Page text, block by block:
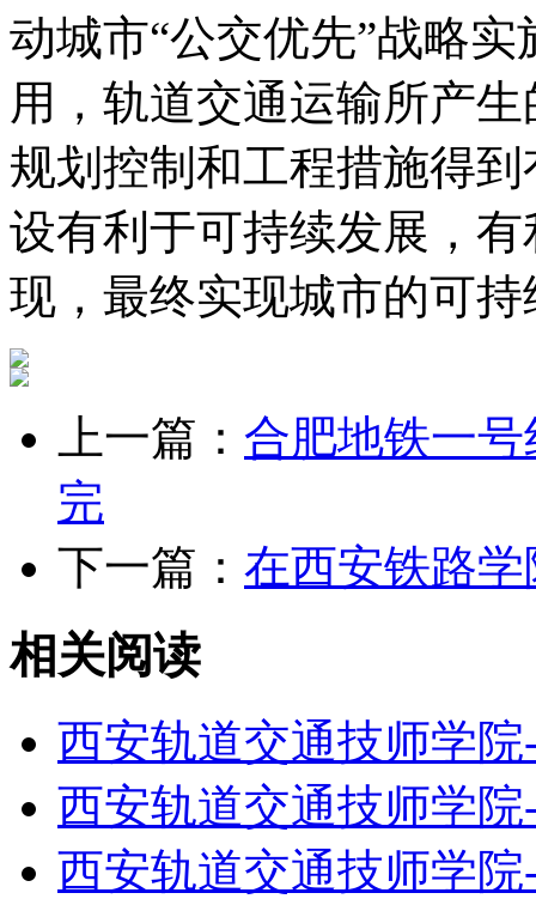
动城市“公交优先”战略
用，轨道交通运输所产
规划控制和工程措施得
设有利于可持续发展，
现，最终实现城市的可
上一篇： 合肥地铁一
完
下一篇： 在西安铁路
相关阅读
西安轨道交通技师学
西安轨道交通技师学
西安轨道交通技师学